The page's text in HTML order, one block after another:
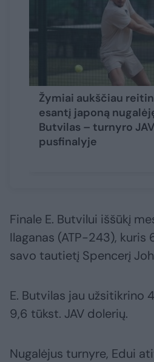
Žymiai aukščiau
esantį japoną
Butvilas – turnyro JAV
pusfinalyje
Finale E. Butvilui iššūkį
Ilaganas (ATP-243), kuris
savo tautietį Spencerį
E. Butvilas jau užsitikrino
9,6 tūkst. JAV dolerių.
Nugalėjus turnyre, Edui